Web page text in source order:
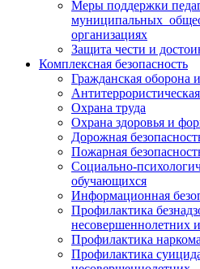
Меры поддержки
муниципальных
организациях
Защита чести и
Комплексная безопасность
Гражданская оборона
Охрана труда
Охрана здоровья и
Дорожная
Пожарная
Социально-
обучающихся
Информационная
Профилактика
несовершеннолетних
Профилактика
Профилактика